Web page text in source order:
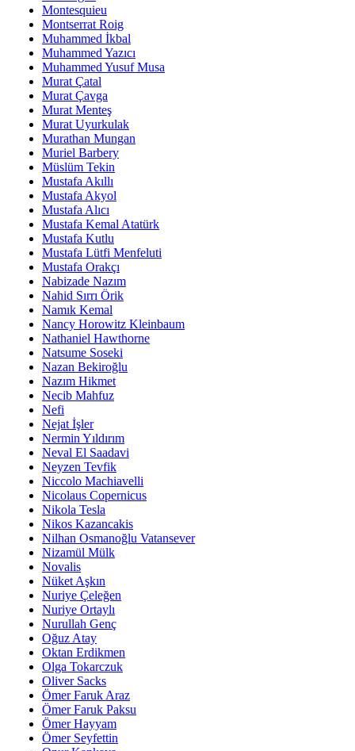
Montesquieu
Montserrat Roig
Muhammed İkbal
Muhammed Yazıcı
Muhammed Yusuf Musa
Murat Çatal
Murat Çavga
Murat Menteş
Murat Uyurkulak
Murathan Mungan
Muriel Barbery
Müslüm Tekin
Mustafa Akıllı
Mustafa Akyol
Mustafa Alıcı
Mustafa Kemal Atatürk
Mustafa Kutlu
Mustafa Lütfi Menfeluti
Mustafa Orakçı
Nabizade Nazım
Nahid Sırrı Örik
Namık Kemal
Nancy Horowitz Kleinbaum
Nathaniel Hawthorne
Natsume Soseki
Nazan Bekiroğlu
Nazım Hikmet
Necib Mahfuz
Nefi
Nejat İşler
Nermin Yıldırım
Neval El Saadavi
Neyzen Tevfik
Niccolo Machiavelli
Nicolaus Copernicus
Nikola Tesla
Nikos Kazancakis
Nilhan Osmanoğlu Vatansever
Nizamül Mülk
Novalis
Nüket Aşkın
Nuriye Çeleğen
Nuriye Ortaylı
Nurullah Genç
Oğuz Atay
Oktan Erdikmen
Olga Tokarczuk
Oliver Sacks
Ömer Faruk Araz
Ömer Faruk Paksu
Ömer Hayyam
Ömer Seyfettin